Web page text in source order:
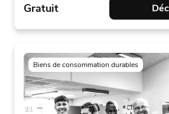
Gratuit
Biens de consommation durables